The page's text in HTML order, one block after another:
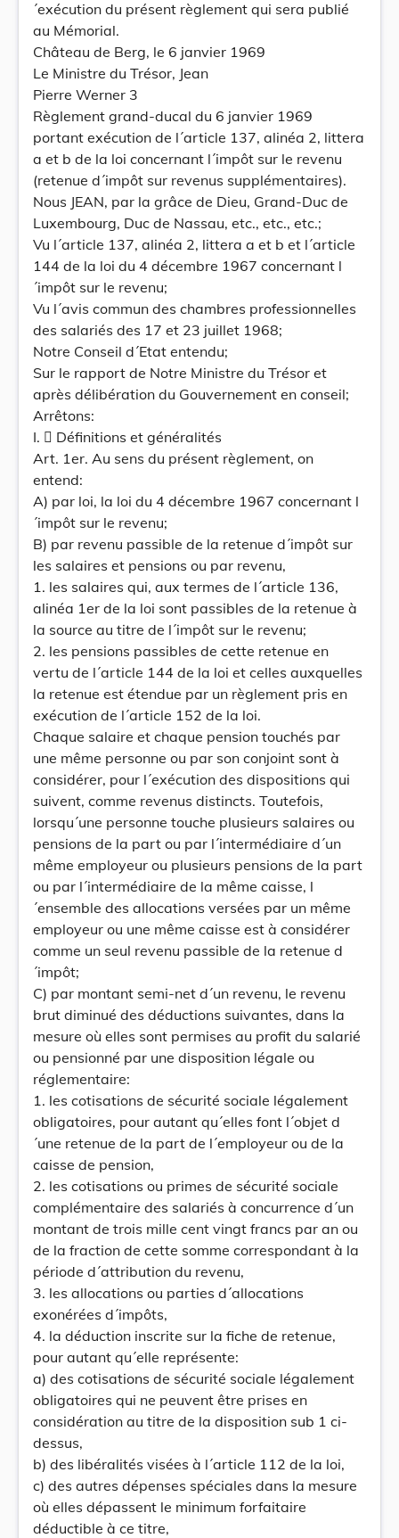
´exécution du présent règlement qui sera publié
au Mémorial.
Château de Berg, le 6 janvier 1969
Le Ministre du Trésor, Jean
Pierre Werner 3
Règlement grand-ducal du 6 janvier 1969
portant exécution de l´article 137, alinéa 2, littera
a et b de la loi concernant l´impôt sur le revenu
(retenue d´impôt sur revenus supplémentaires).
Nous JEAN, par la grâce de Dieu, Grand-Duc de
Luxembourg, Duc de Nassau, etc., etc., etc.;
Vu l´article 137, alinéa 2, littera a et b et l´article
144 de la loi du 4 décembre 1967 concernant l
´impôt sur le revenu;
Vu l´avis commun des chambres professionnelles
des salariés des 17 et 23 juillet 1968;
Notre Conseil d´Etat entendu;
Sur le rapport de Notre Ministre du Trésor et
après délibération du Gouvernement en conseil;
Arrêtons:
I.  Définitions et généralités
Art. 1er. Au sens du présent règlement, on
entend:
A) par loi, la loi du 4 décembre 1967 concernant l
´impôt sur le revenu;
B) par revenu passible de la retenue d´impôt sur
les salaires et pensions ou par revenu,
1. les salaires qui, aux termes de l´article 136,
alinéa 1er de la loi sont passibles de la retenue à
la source au titre de l´impôt sur le revenu;
2. les pensions passibles de cette retenue en
vertu de l´article 144 de la loi et celles auxquelles
la retenue est étendue par un règlement pris en
exécution de l´article 152 de la loi.
Chaque salaire et chaque pension touchés par
une même personne ou par son conjoint sont à
considérer, pour l´exécution des dispositions qui
suivent, comme revenus distincts. Toutefois,
lorsqu´une personne touche plusieurs salaires ou
pensions de la part ou par l´intermédiaire d´un
même employeur ou plusieurs pensions de la part
ou par l´intermédiaire de la même caisse, l
´ensemble des allocations versées par un même
employeur ou une même caisse est à considérer
comme un seul revenu passible de la retenue d
´impôt;
C) par montant semi-net d´un revenu, le revenu
brut diminué des déductions suivantes, dans la
mesure où elles sont permises au profit du salarié
ou pensionné par une disposition légale ou
réglementaire:
1. les cotisations de sécurité sociale légalement
obligatoires, pour autant qu´elles font l´objet d
´une retenue de la part de l´employeur ou de la
caisse de pension,
2. les cotisations ou primes de sécurité sociale
complémentaire des salariés à concurrence d´un
montant de trois mille cent vingt francs par an ou
de la fraction de cette somme correspondant à la
période d´attribution du revenu,
3. les allocations ou parties d´allocations
exonérées d´impôts,
4. la déduction inscrite sur la fiche de retenue,
pour autant qu´elle représente:
a) des cotisations de sécurité sociale légalement
obligatoires qui ne peuvent être prises en
considération au titre de la disposition sub 1 ci-
dessus,
b) des libéralités visées à l´article 112 de la loi,
c) des autres dépenses spéciales dans la mesure
où elles dépassent le minimum forfaitaire
déductible à ce titre,